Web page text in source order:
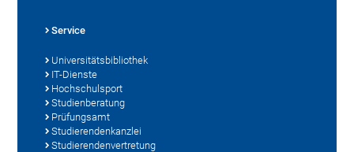
Service
Universitätsbibliothek
IT-Dienste
Hochschulsport
Studienberatung
Prüfungsamt
Studierendenkanzlei
Studierendenvertretung